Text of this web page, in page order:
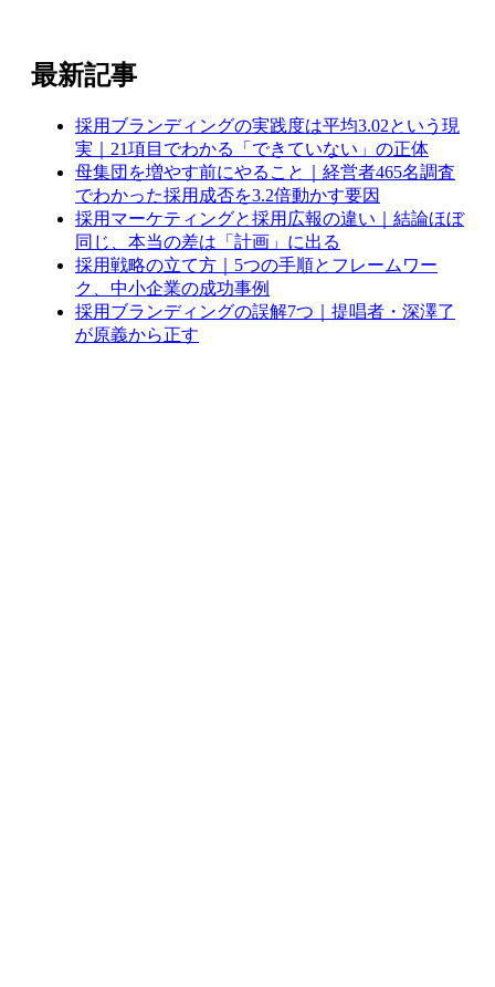
最新記事
採用ブランディングの実践度は平均3.02という現
実｜21項目でわかる「できていない」の正体
母集団を増やす前にやること｜経営者465名調査
でわかった採用成否を3.2倍動かす要因
採用マーケティングと採用広報の違い｜結論ほぼ
同じ、本当の差は「計画」に出る
採用戦略の立て方｜5つの手順とフレームワー
ク、中小企業の成功事例
採用ブランディングの誤解7つ｜提唱者・深澤了
が原義から正す